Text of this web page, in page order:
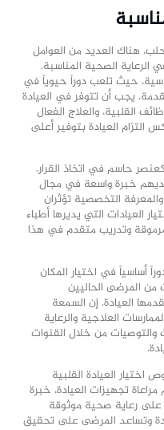
، هناك العديد من العوامل
الرعاية الصحية المناسبة.
حيث تلعب دوراً حيوياً في
يجب أن تتوفر في العيادة
القلبية، والعلاج الفعال
التزام العيادة بتوفير أعلى
حاسم في اتخاذ القرار.
خبرة واسعة في مجال
التخصصية تؤثران
العيادات التي يديرها أطباء
وتدريب متقدم في هذا
أساسياً في اختيار المكان
المرضى الحاليين
العيادة. إن السمعة
العلاجية والرعاية
والتوصيات من خلال القنوات
اختيار العيادة القلبية
تجهيزات العيادة، خبرة
على رعاية صحية موثوقة
وتساعد المرضى على تحقيق